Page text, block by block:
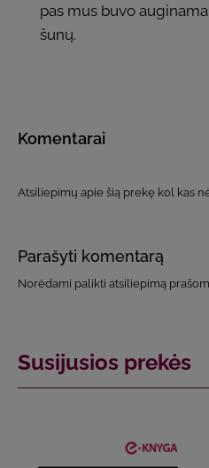
pas mus buvo
šunų.
Komentarai
Atsiliepimų apie šią prekę kol kas
Parašyti komentarą
Norėdami palikti atsiliepimą
Susijusios prekės